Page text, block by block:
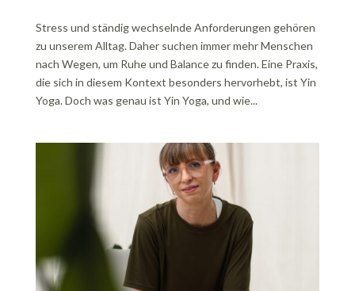
Stress und ständig wechselnde Anforderungen gehören
zu unserem Alltag. Daher suchen immer mehr Menschen
nach Wegen, um Ruhe und Balance zu finden. Eine Praxis,
die sich in diesem Kontext besonders hervorhebt, ist Yin
Yoga. Doch was genau ist Yin Yoga, und wie...